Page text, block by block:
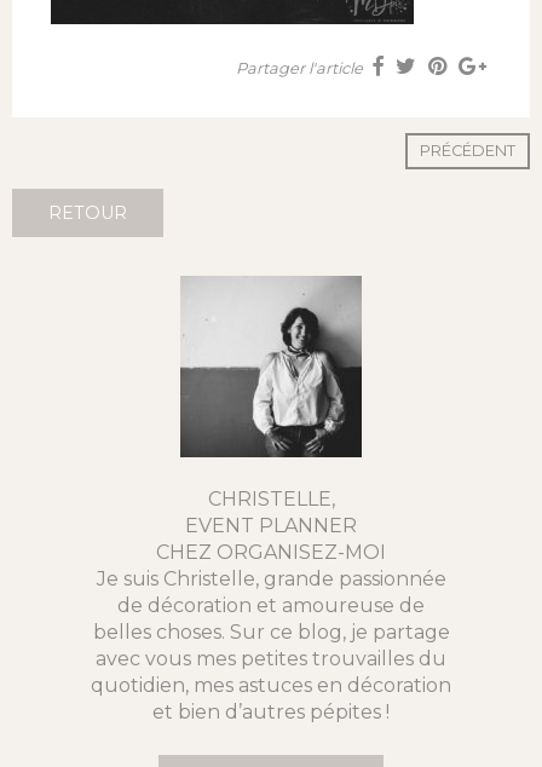
Partager l'article
PRÉCÉDENT
RETOUR
CHRISTELLE,
EVENT PLANNER
CHEZ ORGANISEZ-MOI
Je suis Christelle, grande passionnée
de décoration et amoureuse de
belles choses. Sur ce blog, je partage
avec vous mes petites trouvailles du
quotidien, mes astuces en décoration
et bien d’autres pépites !